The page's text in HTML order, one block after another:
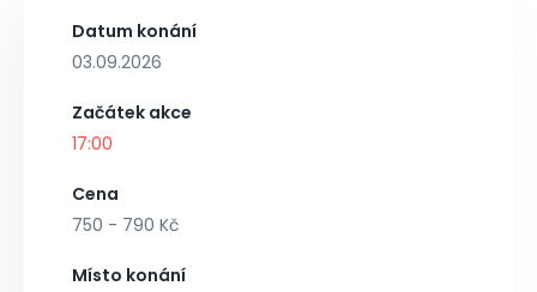
Datum konání
03.09.2026
Začátek akce
17:00
Cena
750 - 790 Kč
Místo konání